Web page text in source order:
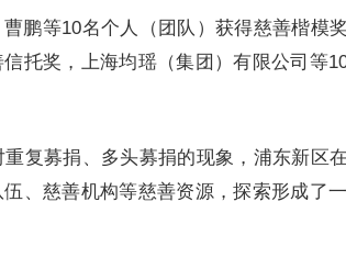
鹏等10名个人（团队）获得慈善楷模
托奖，上海均瑶（集团）有限公司等
重复募捐、多头募捐的现象，浦东新区
、慈善机构等慈善资源，探索形成了